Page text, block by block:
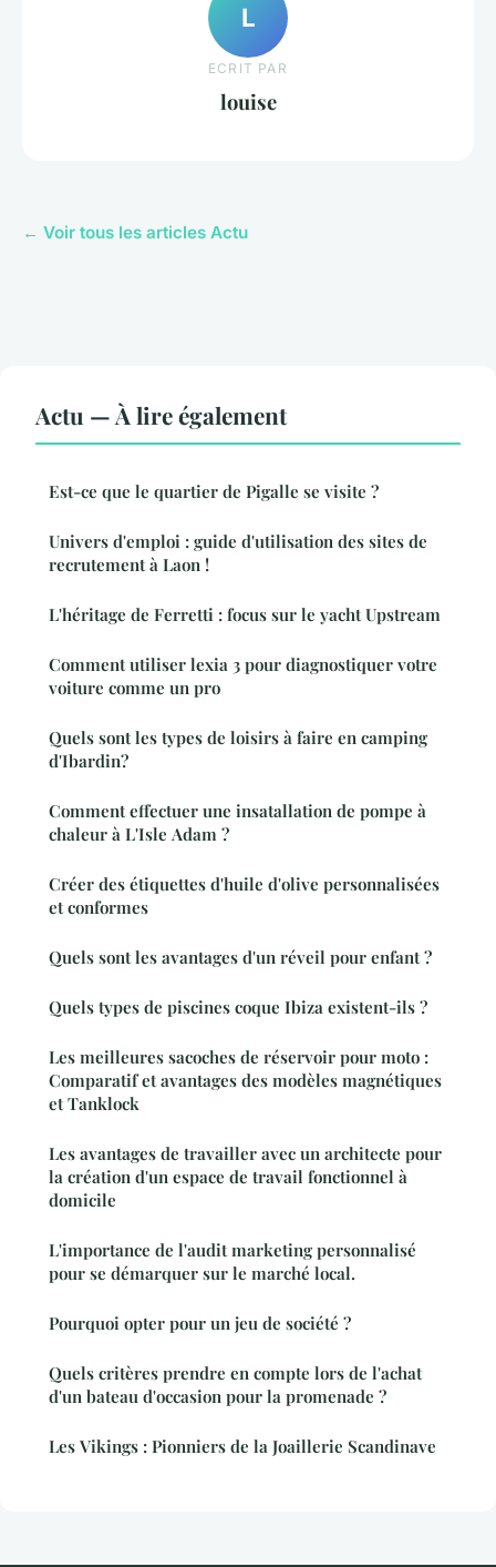
L
ECRIT PAR
louise
← Voir tous les articles Actu
Actu — À lire également
Est-ce que le quartier de Pigalle se visite ?
Univers d'emploi : guide d'utilisation des sites de
recrutement à Laon !
L'héritage de Ferretti : focus sur le yacht Upstream
Comment utiliser lexia 3 pour diagnostiquer votre
voiture comme un pro
Quels sont les types de loisirs à faire en camping
d'Ibardin?
Comment effectuer une insatallation de pompe à
chaleur à L'Isle Adam ?
Créer des étiquettes d'huile d'olive personnalisées
et conformes
Quels sont les avantages d'un réveil pour enfant ?
Quels types de piscines coque Ibiza existent-ils ?
Les meilleures sacoches de réservoir pour moto :
Comparatif et avantages des modèles magnétiques
et Tanklock
Les avantages de travailler avec un architecte pour
la création d'un espace de travail fonctionnel à
domicile
L'importance de l'audit marketing personnalisé
pour se démarquer sur le marché local.
Pourquoi opter pour un jeu de société ?
Quels critères prendre en compte lors de l'achat
d'un bateau d'occasion pour la promenade ?
Les Vikings : Pionniers de la Joaillerie Scandinave